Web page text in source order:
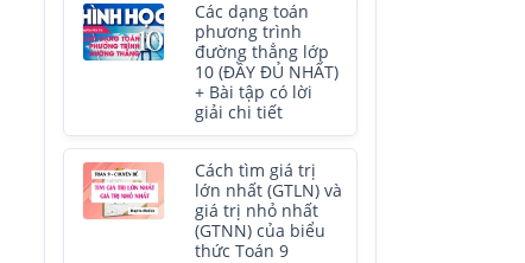
Các dạng toán
phương trình
đường thẳng lớp
10 (ĐẦY ĐỦ NHẤT)
+ Bài tập có lời
giải chi tiết
Cách tìm giá trị
lớn nhất (GTLN) và
giá trị nhỏ nhất
(GTNN) của biểu
thức Toán 9